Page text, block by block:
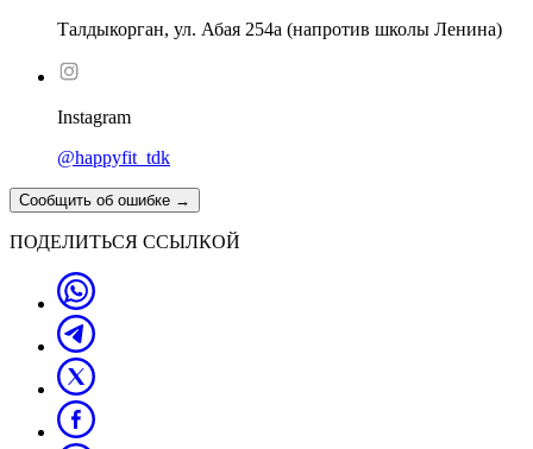
Талдыкорган, ул. Абая 254а (напротив школы Ленина)
Instagram
@happyfit_tdk
Сообщить об ошибке →
ПОДЕЛИТЬСЯ ССЫЛКОЙ